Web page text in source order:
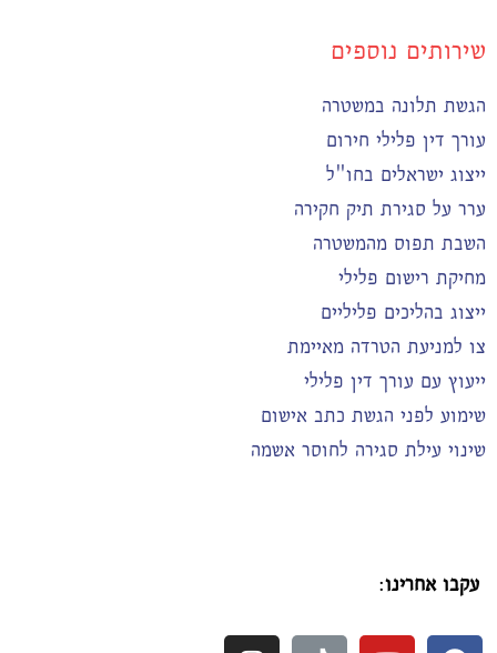
שירותים נוספים
הגשת תלונה במשטרה
עורך דין פלילי חירום
ייצוג ישראלים בחו"ל
ערר על סגירת תיק חקירה
השבת תפוס מהמשטרה
מחיקת רישום פלילי
ייצוג בהליכים פליליים
צו למניעת הטרדה מאיימת
ייעוץ עם עורך דין פלילי
שימוע לפני הגשת כתב אישום
שינוי עילת סגירה לחוסר אשמה
עקבו אחרינו: